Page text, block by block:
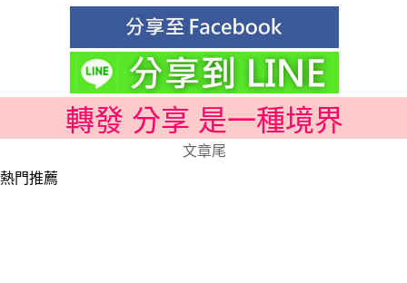
轉發 分享 是一種境界
文章尾
熱門推薦